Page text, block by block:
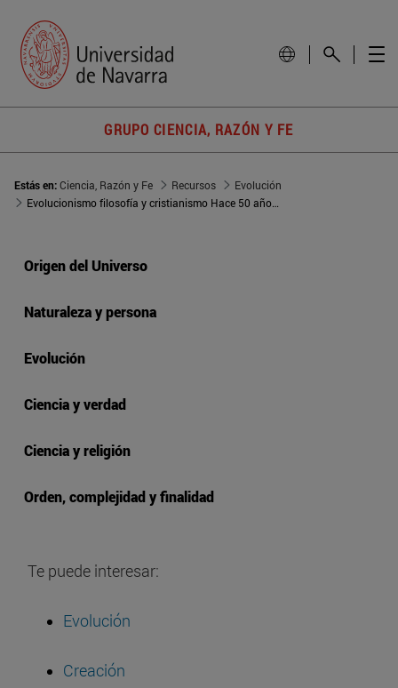
GRUPO CIENCIA, RAZÓN Y FE
Estás en:Ciencia, Razón y Fe Recursos
Evolución
Evolucionismo filosofía y cristianismo Hace 50 años murió Henri Bergson
Origen del Universo
Naturaleza y persona
Evolución
Ciencia y verdad
Ciencia y religión
Orden, complejidad y finalidad
Te puede interesar:
Evolución
Creación